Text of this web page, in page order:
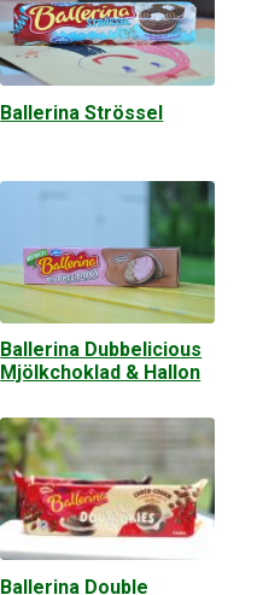
Ballerina Strössel
Ballerina Dubbelicious
Mjölkchoklad & Hallon
Ballerina Double